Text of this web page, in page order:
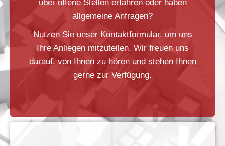
über offene Stellen erfahren oder haben
allgemeine Anfragen?
Nutzen Sie unser Kontaktformular, um uns
Ihre Anliegen mitzuteilen. Wir freuen uns
darauf, von Ihnen zu hören und stehen Ihnen
gerne zur Verfügung.